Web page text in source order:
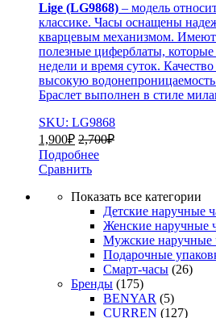
Lige (LG9868) – модель
классике. Часы оснащены
кварцевым механизмом.
полезные циферблаты,
недели и время суток.
высокую
Браслет выполнен в стиле
SKU: LG9868
1,900₽ 2,700₽
Подробнее
Сравнить
Показать все категории
Детские наручные
Женские наручные
Мужские наручные
Подарочные
Смарт-часы (26)
Бренды (175)
BENYAR (5)
CURREN (127)